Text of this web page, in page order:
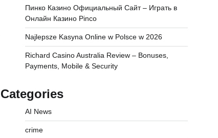
Пинко Казино Официальный Сайт – Играть в
Онлайн Казино Pinco
Najlepsze Kasyna Online w Polsce w 2026
Richard Casino Australia Review – Bonuses,
Payments, Mobile & Security
Categories
AI News
crime